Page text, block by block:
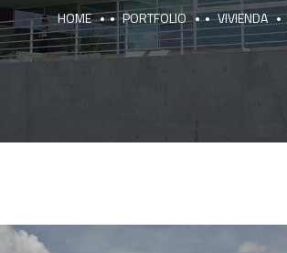
HOME PORTFOLIO VIVIENDA